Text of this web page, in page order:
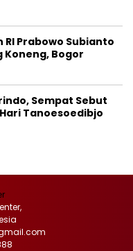
Prabowo Subianto
Koneng, Bogor
Sempat Sebut
Tanoesoedibjo